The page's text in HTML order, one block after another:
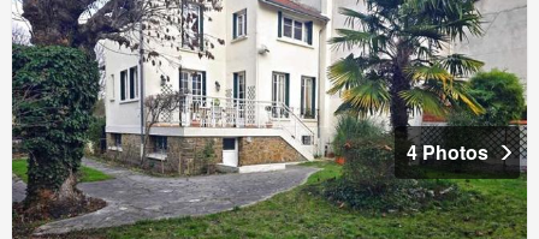
4 Photos